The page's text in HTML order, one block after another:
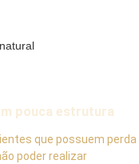
pouca estrutura
que possuem perda
poder realizar